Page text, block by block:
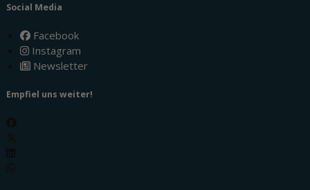
Social Media
Facebook
Instagram
Newsletter
Empfiel uns weiter!